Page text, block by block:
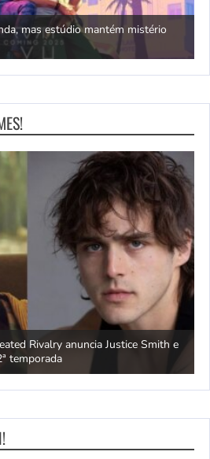
mas estúdio mantém mistério
Rivalry anuncia Justice Smith e
temporada